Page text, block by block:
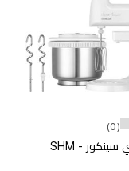
(0)
خلاط يدوي سينكور - SHM